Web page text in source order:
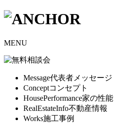
MENU
Message代表者メッセージ
Conceptコンセプト
HousePerformance家の性能
RealEstateInfo不動産情報
Works施工事例